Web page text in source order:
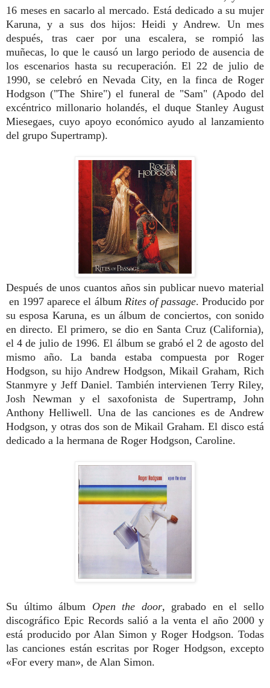
16 meses en sacarlo al mercado. Está dedicado a su mujer
Karuna, y a sus dos hijos: Heidi y Andrew. Un mes
después, tras caer por una escalera, se rompió las
muñecas, lo que le causó un largo periodo de ausencia de
los escenarios hasta su recuperación.El 22 de julio de
1990, se celebró en Nevada City, en la finca de Roger
Hodgson ("The Shire") el funeral de "Sam" (Apodo del
excéntrico millonario holandés, el duque Stanley August
Miesegaes, cuyo apoyo económico ayudo al lanzamiento
del grupo Supertramp).
Después de unos cuantos años sin publicar nuevo material
en 1997 aparece el álbum Rites of passage. Producido por
su esposa Karuna,es un álbum de conciertos, con sonido
en directo. El primero, se dio en Santa Cruz (California),
el 4 de julio de 1996. El álbum se grabó el 2 de agosto del
mismo año. La banda estaba compuesta por Roger
Hodgson, su hijo Andrew Hodgson, Mikail Graham, Rich
Stanmyre y Jeff Daniel. También intervienen Terry Riley,
Josh Newman y el saxofonista de Supertramp, John
Anthony Helliwell. Una de las canciones es de Andrew
Hodgson, y otras dos son de Mikail Graham. El disco está
dedicado a la hermana de Roger Hodgson, Caroline.
Su último álbum Open the door,
grabado en el sello
discográfico Epic Records salió a la venta el año 2000 y
está producido por Alan Simon y Roger Hodgson. Todas
las canciones están escritas por Roger Hodgson, excepto
«For every man», de Alan Simon.